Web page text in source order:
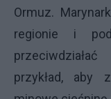
Ormuz.
regionie i
przykład, aby